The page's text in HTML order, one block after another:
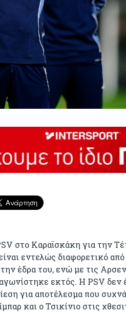
στο Καραϊσκάκη για την
εντελώς διαφορετικό από
έδρα του, ενώ με τις
εκτός. Η PSV δεν
για αποτέλεσμα που συχνά
και ο Τσικίνιο στις